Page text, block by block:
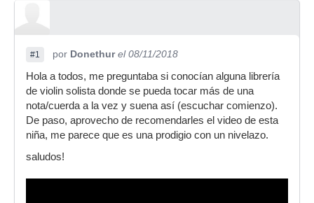
#1 por Donethur el 08/11/2018
Hola a todos, me preguntaba si conocían alguna librería
de violin solista donde se pueda tocar más de una
nota/cuerda a la vez y suena así (escuchar comienzo).
De paso, aprovecho de recomendarles el video de esta
niña, me parece que es una prodigio con un nivelazo.
saludos!